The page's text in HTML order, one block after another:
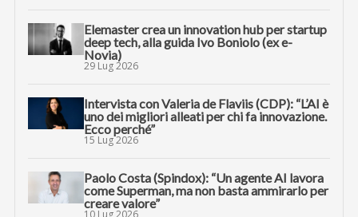
Elemaster crea un innovation hub per startup
deep tech, alla guida Ivo Boniolo (ex e-
Novia)
29 Lug 2026
Intervista con Valeria de Flaviis (CDP): “L’AI è
uno dei migliori alleati per chi fa innovazione.
Ecco perché”
15 Lug 2026
Paolo Costa (Spindox): “Un agente AI lavora
come Superman, ma non basta ammirarlo per
creare valore”